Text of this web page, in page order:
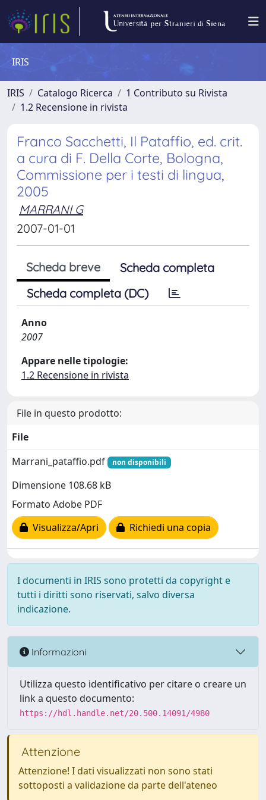
IRIS
IRIS Catalogo Ricerca
1 Contributo su Rivista
1.2 Recensione in rivista
Franco Sacchetti, Il Pataffio, ed. crit.
a cura di F. Della Corte, Bologna,
Commissione per i testi di lingua,
2005
MARRANI G
2007-01-01
Scheda breve
Scheda completa
Scheda completa (DC)
Anno
2007
Appare nelle tipologie:
1.2 Recensione in rivista
File in questo prodotto:
File
Marrani_pataffio.pdf
non disponibili
Dimensione 108.68 kB
Formato Adobe PDF
Visualizza/Apri
Richiedi una copia
I documenti in IRIS sono protetti da copyright e
tutti i diritti sono riservati, salvo diversa
indicazione.
Informazioni
Utilizza questo identificativo per citare o creare un
link a questo documento:
https://hdl.handle.net/20.500.14091/4980
Attenzione
Attenzione! I dati visualizzati non sono stati
sottoposti a validazione da parte dell'ateneo